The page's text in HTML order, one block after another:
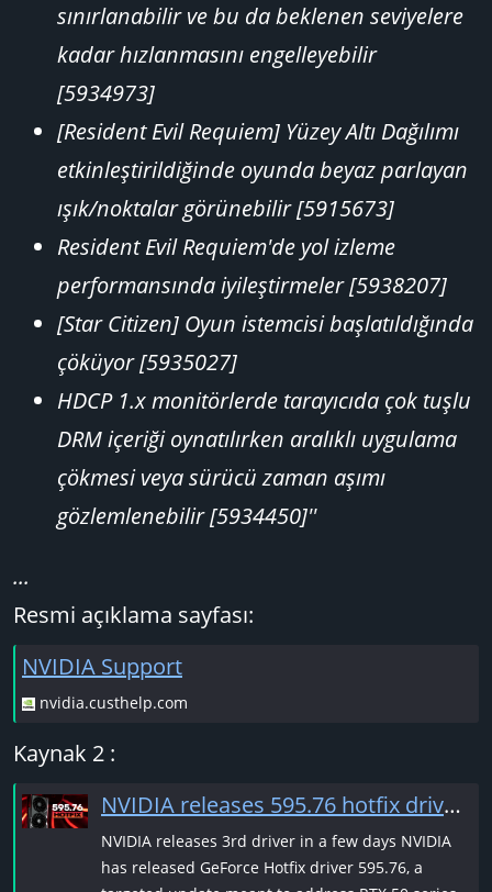
sınırlanabilir ve bu da beklenen seviyelere
kadar hızlanmasını engelleyebilir
[5934973]
[Resident Evil Requiem] Yüzey Altı Dağılımı
etkinleştirildiğinde oyunda beyaz parlayan
ışık/noktalar görünebilir [5915673]
Resident Evil Requiem'de yol izleme
performansında iyileştirmeler [5938207]
[Star Citizen] Oyun istemcisi başlatıldığında
çöküyor [5935027]
HDCP 1.x monitörlerde tarayıcıda çok tuşlu
DRM içeriği oynatılırken aralıklı uygulama
çökmesi veya sürücü zaman aşımı
gözlemlenebilir [5934450]''
...
Resmi açıklama sayfası:
NVIDIA Support
nvidia.custhelp.com
Kaynak 2 :
NVIDIA releases 595.76 hotfix driver addressing OC voltage issues on RTX GPUs - VideoCardz.com
NVIDIA releases 3rd driver in a few days NVIDIA
has released GeForce Hotfix driver 595.76, a